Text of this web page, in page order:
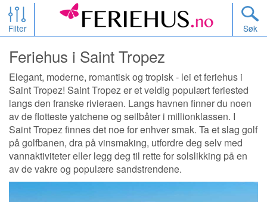
Filter Søk
Feriehus i Saint Tropez
Elegant, moderne, romantisk og tropisk - lei et feriehus i
Saint Tropez! Saint Tropez er et veldig populært feriested
langs den franske rivieraen. Langs havnen finner du noen
av de flotteste yatchene og seilbåter i millionklassen. I
Saint Tropez finnes det noe for enhver smak. Ta et slag golf
på golfbanen, dra på vinsmaking, utfordre deg selv med
vannaktiviteter eller legg deg til rette for solslikking på en
av de vakre og populære sandstrendene.